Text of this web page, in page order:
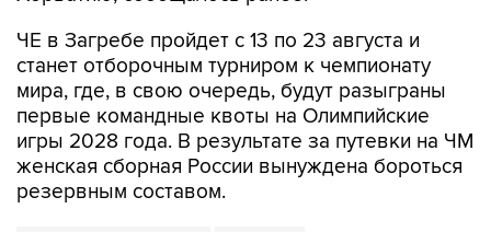
ЧЕ в Загребе пройдет с 13 по 23 августа и
станет отборочным турниром к чемпионату
мира, где, в свою очередь, будут разыграны
первые командные квоты на Олимпийские
игры 2028 года. В результате за путевки на ЧМ
женская сборная России вынуждена бороться
резервным составом.